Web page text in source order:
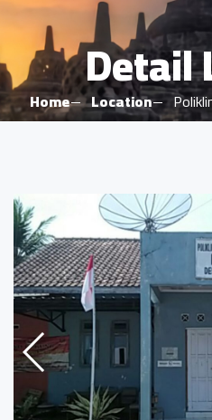
Detail
Home Location